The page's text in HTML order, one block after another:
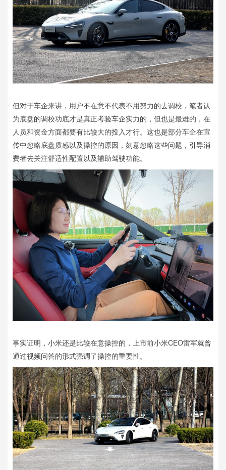
但对于车企来讲，用户不在意不代表不用努力的去调校，笔者认
为底盘的调校功底才是真正考验车企实力的，但也是最难的，在
人员和资金方面都要有比较大的投入才行。这也是部分车企在宣
传中忽略底盘质感以及操控的原因，刻意忽略这些问题，引导消
费者去关注舒适性配置以及辅助驾驶功能。
事实证明，小米还是比较在意操控的，上市前小米CEO雷军就曾
通过视频问答的形式强调了操控的重要性。